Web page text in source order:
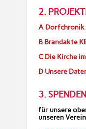
2.
A Dorfchronik
B Brandakte
C Die Kirche
D Unsere
3. SPENDEN
für unsere
unseren